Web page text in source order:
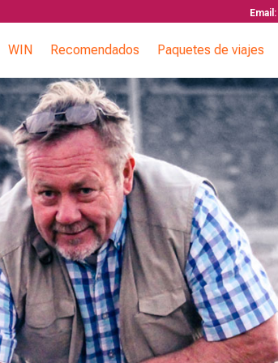
Email:
WIN Recomendados Paquetes de viajes